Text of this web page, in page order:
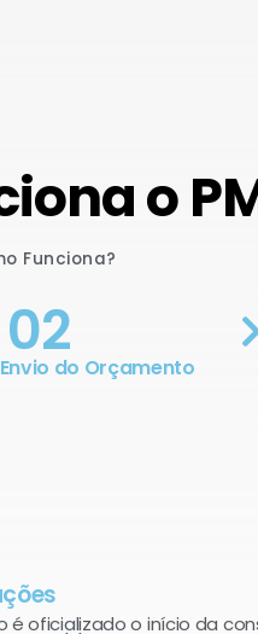
o
Funciona?
02do Orçamento
oficializado o início da